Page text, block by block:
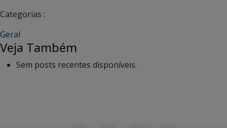
Categorias :
Geral
Veja Também
Sem posts recentes disponíveis.